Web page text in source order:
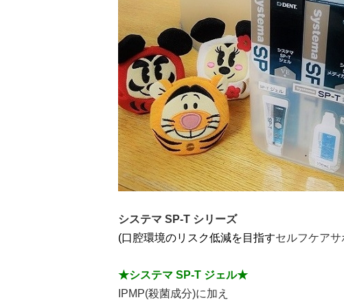
システマ SP-T シリーズ
(口腔環境のリスク低減を目指すセルフケア
★システマ SP-T ジェル★
IPMP(殺菌成分)に加え